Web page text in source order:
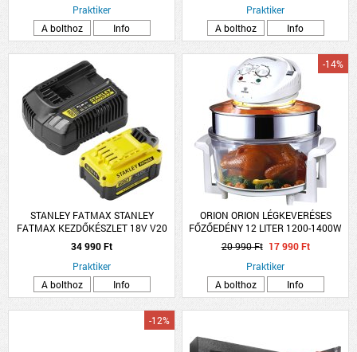
Praktiker
A bolthoz
Info
Praktiker
A bolthoz
Info
STANLEY FATMAX STANLEY
FATMAX KEZDŐKÉSZLET 18V V20
AKKUMULÁTOR RENDSZERHEZ
34 990 Ft
Praktiker
A bolthoz
Info
ORION ORION LÉGKEVERÉSES
FŐZŐEDÉNY 12 LITER 1200-1400W
-14%
20 990 Ft 17 990 Ft
Praktiker
A bolthoz
Info
-12%